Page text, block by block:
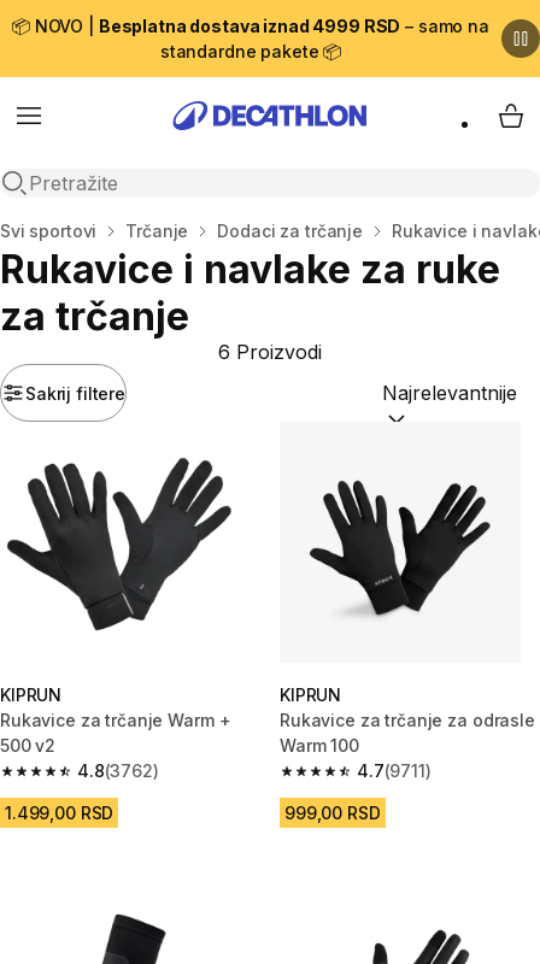
📦 NOVO | Besplatna dostava iznad 4999 RSD – samo na
standardne pakete 📦
Menu
Open search
My
Početna stranica
Svi sportovi Trčanje Dodaci za trčanje Rukavice i
Rukavice i navlake za ruke
za trčanje
Sakrij filtere
6 Proizvodi
Sortiraj po:
KIPRUN
Rukavice za trčanje Warm +
500 v2
4.8
4.8 od 5 zvezdica from 3762 Recenzije
(3762)
1.499,00 RSD
KIPRUN
Rukavice za trčanje za odrasle
Warm 100
4.7
4.7 od 5 zvezdica from 9711
(9711)
999,00 RSD